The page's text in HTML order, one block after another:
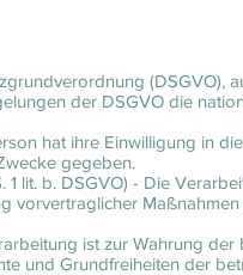
(DSGVO),
der DSGVO die
hat ihre Einwilligung in
gegeben.
lit. b. DSGVO) - Die
vorvertraglicher
ist zur Wahrung
und Grundfreiheiten der